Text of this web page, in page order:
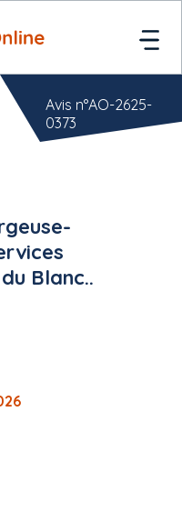
Blanc..
Avis n°AO-2625-
0373